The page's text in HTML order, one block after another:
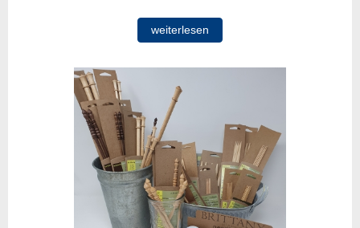
weiterlesen